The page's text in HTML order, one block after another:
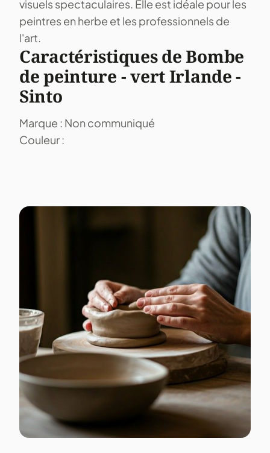
visuels spectaculaires. Elle est idéale pour les
peintres en herbe et les professionnels de
l'art.
Caractéristiques de Bombe
de peinture - vert Irlande -
Sinto
Marque : Non communiqué
Couleur :